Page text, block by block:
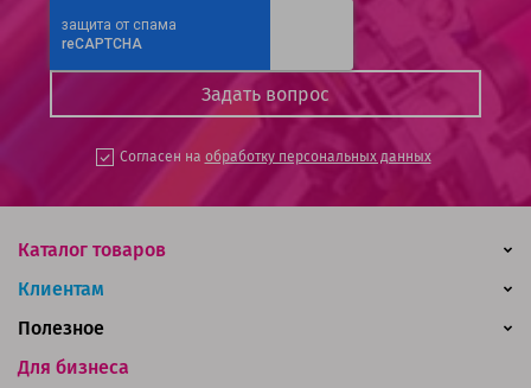
Согласен на обработку персональных данных
Каталог товаров
Клиентам
Для бизнеса
Полезное